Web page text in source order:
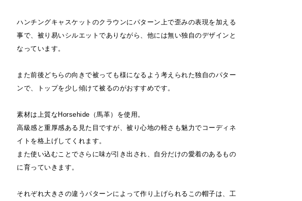
ハンチングキャスケットのクラウンにパターン上で歪みの表現を加える
事で、被り易いシルエットでありながら、他には無い独自のデザインと
なっています。
また前後どちらの向きで被っても様になるよう考えられた独自のパター
ンで、トップを少し傾けて被るのがおすすめです。
素材は上質なHorsehide（馬革）を使用。
高級感と重厚感ある見た目ですが、被り心地の軽さも魅力でコーディネ
イトを格上げしてくれます。
また使い込むことでさらに味が引き出され、自分だけの愛着のあるもの
に育っていきます。
それぞれ大きさの違うパターンによって作り上げられるこの帽子は、工